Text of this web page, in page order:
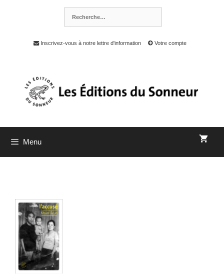
Inscrivez-vous à notre lettre d'information Votre compte
Menu